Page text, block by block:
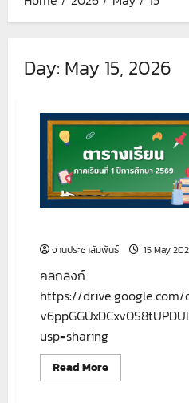
Day: May 15, 2026
งานประชาสัมพันธ์ 15 May
คลิกลิงก์
https://drive.google.com/
usp=sharing
Read MoreRead
more